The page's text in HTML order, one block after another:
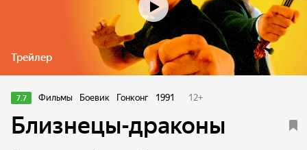
Трейлер
7.7 Фильмы Боевик Гонконг 1991 12+
Близнецы-драконы